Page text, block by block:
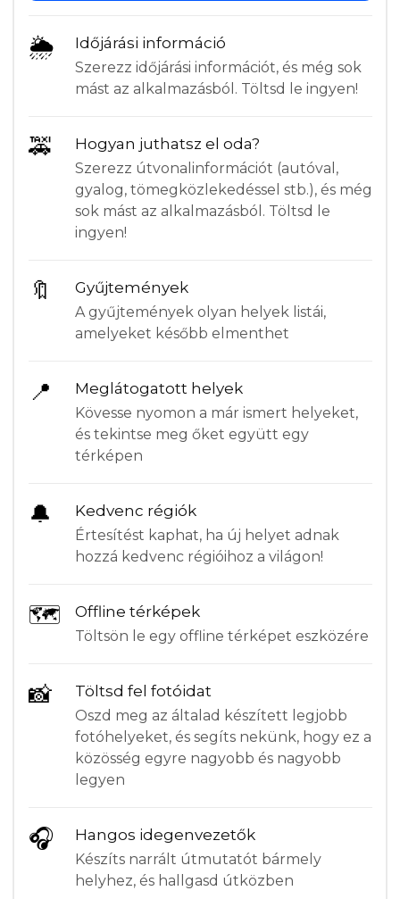
🌦 Időjárási információ
Szerezz időjárási információt, és még sok
mást az alkalmazásból. Töltsd le ingyen!
🚕 Hogyan juthatsz el oda?
Szerezz útvonalinformációt (autóval,
gyalog, tömegközlekedéssel stb.), és még
sok mást az alkalmazásból. Töltsd le
ingyen!
🔖 Gyűjtemények
A gyűjtemények olyan helyek listái,
amelyeket később elmenthet
📍 Meglátogatott helyek
Kövesse nyomon a már ismert helyeket,
és tekintse meg őket együtt egy
térképen
🔔 Kedvenc régiók
Értesítést kaphat, ha új helyet adnak
hozzá kedvenc régióihoz a világon!
🗺 Offline térképek
Töltsön le egy offline térképet eszközére
📸 Töltsd fel fotóidat
Oszd meg az általad készített legjobb
fotóhelyeket, és segíts nekünk, hogy ez a
közösség egyre nagyobb és nagyobb
legyen
🎧 Hangos idegenvezetők
Készíts narrált útmutatót bármely
helyhez, és hallgasd útközben